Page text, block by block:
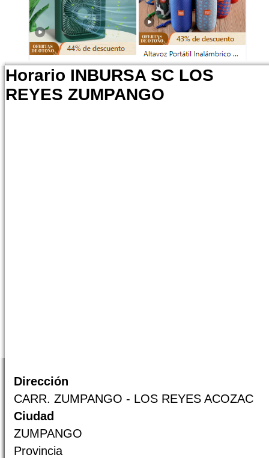
Horario INBURSA SC LOS
REYES ZUMPANGO
Dirección
CARR. ZUMPANGO - LOS REYES ACOZAC
Ciudad
ZUMPANGO
Provincia